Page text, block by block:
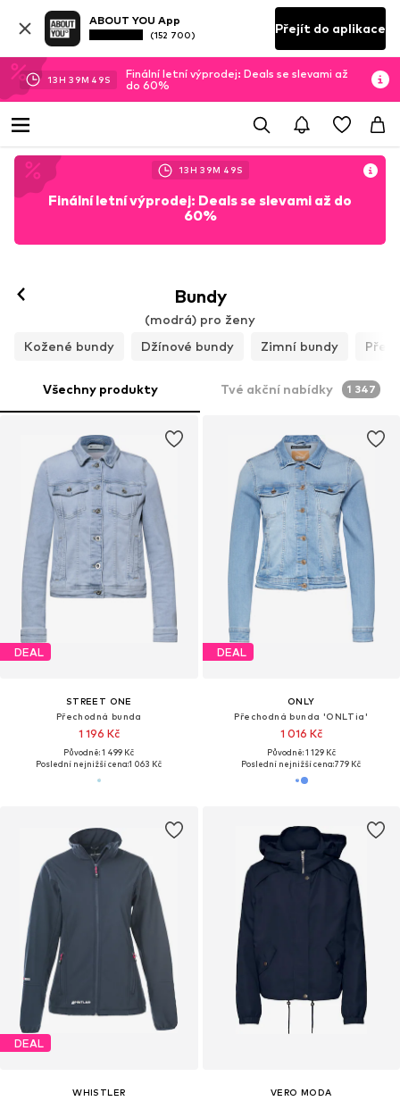
ABOUT YOU App
(152 700) Přejít do aplikace
13H 39M 46S
Finální letní výprodej: Deals se slevami až
do 60%
13H 39M 46S
Finální letní výprodej: Deals se slevami až do
60%
Bundy
(modrá) pro ženy
Kožené bundy
Džínové bundy Zimní bundy
Všechny produkty Tvé akční nabídky 1 347
DEAL
STREET ONE
Přechodná bunda
1 196 Kč
Původně: 1 499 Kč
Poslední nejnižší cena:1 063 Kč
DEAL
ONLY
Přechodná bunda 'ONLTia'
1 016 Kč
Původně: 1 129 Kč
Poslední nejnižší cena:779 Kč
DEAL
WHISTLER
VERO MODA